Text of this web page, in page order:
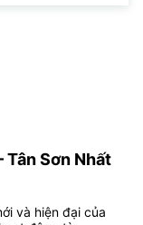
Sơn Nhất
và hiện đại của